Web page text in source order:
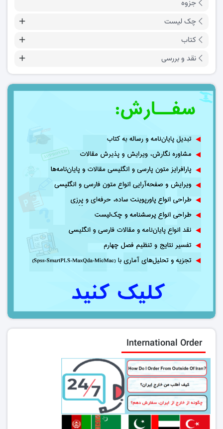
جزوه
چک لیست
کتاب
نقد و بررسی
International Order